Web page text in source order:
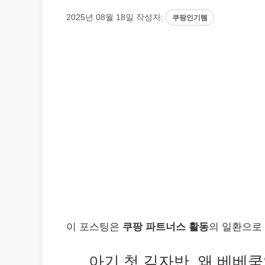
2025년 08월 18일 작성자: 쿠팡인기템
이 포스팅은 쿠팡 파트너스 활동의 일환으
아기 첫 김자반, 왜 베베